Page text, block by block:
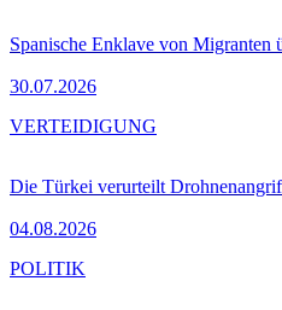
Spanische Enklave von Migranten
30.07.2026
Die Türkei verurteilt
04.08.2026
VERTEIDIGUNG
POLITIK